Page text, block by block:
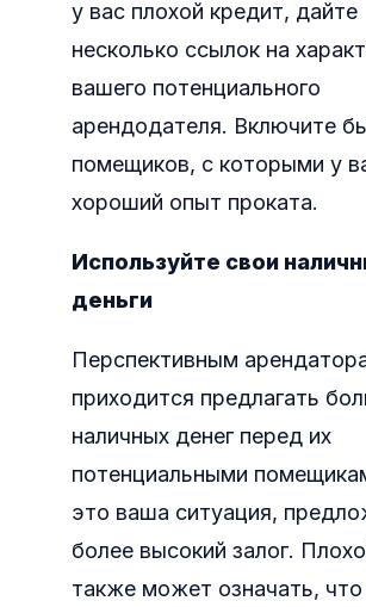
у вас плохой кредит, дайте
несколько ссылок на
вашего потенциального
арендодателя. Включите
помещиков, с которыми у
хороший опыт проката.
Используйте свои
деньги
Перспективным
приходится предлагать
наличных денег перед их
потенциальными
это ваша ситуация,
более высокий залог.
также может означать,